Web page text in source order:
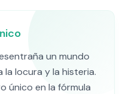
un mundo
locura y la histeria.
único en la fórmula